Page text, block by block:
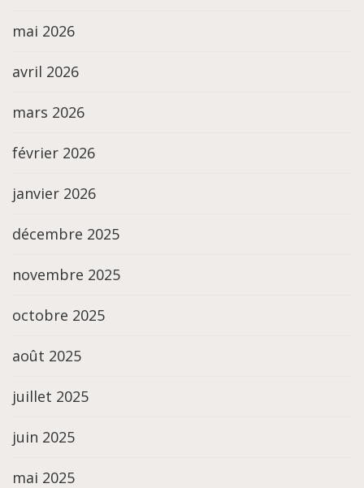
mai 2026
avril 2026
mars 2026
février 2026
janvier 2026
décembre 2025
novembre 2025
octobre 2025
août 2025
juillet 2025
juin 2025
mai 2025